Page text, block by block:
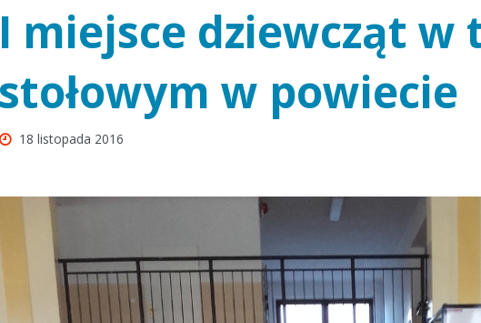
I miejsce dziewcząt w
stołowym w powiecie
18 listopada 2016